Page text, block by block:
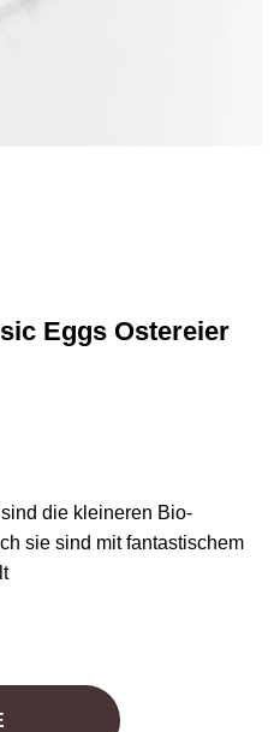
Eggs Ostereier
die kleineren Bio-
sie sind mit fantastischem